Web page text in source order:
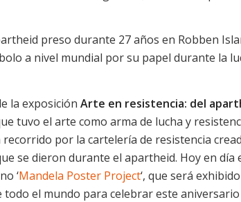
preso durante 27 años en Robben
a nivel mundial por su papel durante la
la exposición Arte en resistencia: del
tuvo el arte como arma de lucha y
por la cartelería de resistencia
se dieron durante el apartheid. Hoy en día
‘Mandela Poster Project‘, que será
el mundo para celebrar este